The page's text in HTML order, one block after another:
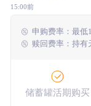
今年以来
成立以来
15:00前
申购费率： 最低
赎回费率：持有
储蓄罐活期购买